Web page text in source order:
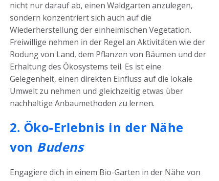
nicht nur darauf ab, einen Waldgarten anzulegen,
sondern konzentriert sich auch auf die
Wiederherstellung der einheimischen Vegetation.
Freiwillige nehmen in der Regel an Aktivitäten wie der
Rodung von Land, dem Pflanzen von Bäumen und der
Erhaltung des Ökosystems teil. Es ist eine
Gelegenheit, einen direkten Einfluss auf die lokale
Umwelt zu nehmen und gleichzeitig etwas über
nachhaltige Anbaumethoden zu lernen.
2. Öko-Erlebnis in der Nähe
von Budens
Engagiere dich in einem Bio-Garten in der Nähe von